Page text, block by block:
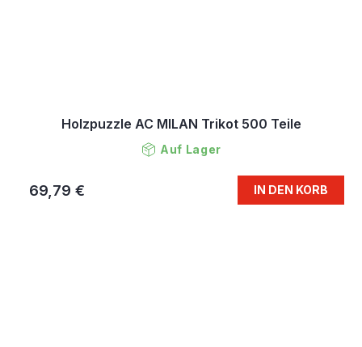
Holzpuzzle AC MILAN Trikot 500 Teile
Auf Lager
69,79 € IN DEN KORB